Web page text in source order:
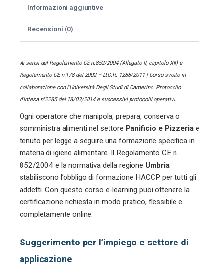
Pizzeria
Informazioni aggiuntive
Recensioni (0)
Ai sensi del Regolamento CE n.852/2004 (Allegato II, capitolo XII) e
Regolamento CE n.178 del 2002 – D.G.R. 1288/2011 | Corso svolto in
collaborazione con l’Università Degli Studi di Camerino. Protocollo
d’intesa n°2285 del 18/03/2014 e successivi protocolli operativi.
Ogni operatore che manipola, prepara, conserva o
somministra alimenti nel settore Panificio e Pizzeria è
tenuto per legge a seguire una formazione specifica in
materia di igiene alimentare. Il Regolamento CE n.
852/2004 e la normativa della regione Umbria
stabiliscono l’obbligo di formazione HACCP per tutti gli
addetti. Con questo corso e-learning puoi ottenere la
certificazione richiesta in modo pratico, flessibile e
completamente online.
Suggerimento per l’impiego e settore di
applicazione